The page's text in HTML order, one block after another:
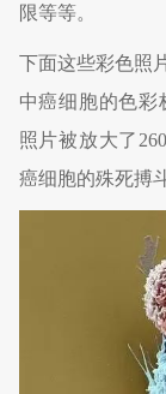
限等等。
下面这些彩色照
中癌细胞的色彩
照片被放大了
癌细胞的殊死搏斗